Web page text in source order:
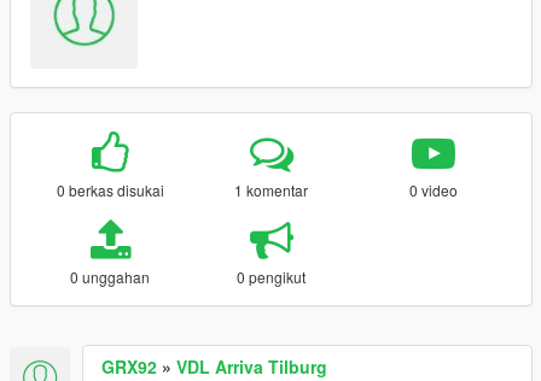
0 berkas disukai 1 komentar 0 video
0 unggahan 0 pengikut
GRX92 » VDL Arriva Tilburg